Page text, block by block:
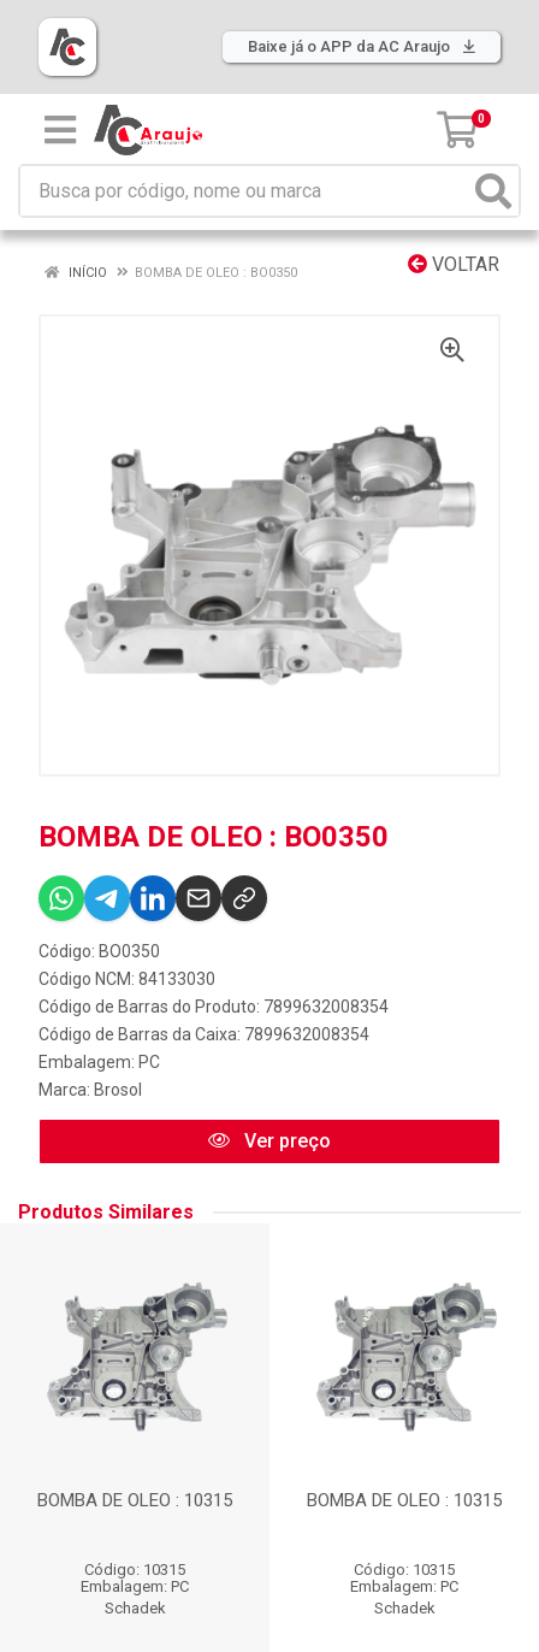
Baixe já o APP da AC Araujo
0
VOLTAR
INÍCIO BOMBA DE OLEO : BO0350
BOMBA DE OLEO : BO0350
Código: BO0350
Código NCM: 84133030
Código de Barras do Produto: 7899632008354
Código de Barras da Caixa: 7899632008354
Embalagem: PC
Marca: Brosol
Ver preço
Produtos Similares
BOMBA DE OLEO : 10315
Código: 10315
Embalagem: PC
Schadek
BOMBA DE OLEO : 10315
Código: 10315
Embalagem: PC
Schadek